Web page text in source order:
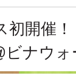
初開催
ビナウォ